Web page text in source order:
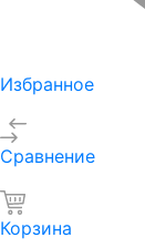
Избранное
Сравнение
Корзина